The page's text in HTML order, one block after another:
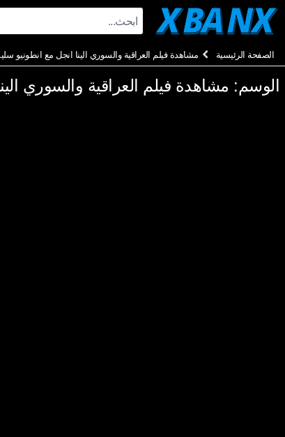
Skip
الصفحة الرئيسية مشاهدة فيلم العراقية والسوري الينا انجل مع انطونيو
الوسم: مشاهدة فيلم العراقية والسوري